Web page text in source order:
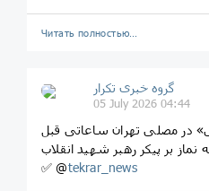
Читать полностью…
گروه خبری تکرار
05 July 2026 04:44
در مصلی تهران ساعاتی قبل
نماز بر پیکر رهبر شهید انقلاب
‎✅ @tekrar_news